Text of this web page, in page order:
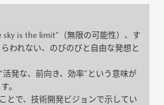
sky is the limit”（無限の可能性）、す
われない、のびのびと自由な発想と
“活発な、前向き、効率”という意味が
。
とで、技術開発ビジョンで示してい